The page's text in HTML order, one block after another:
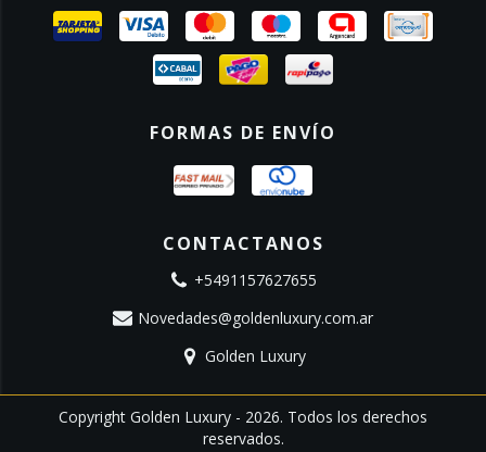
FORMAS DE ENVÍO
CONTACTANOS
+5491157627655
Novedades@goldenluxury.com.ar
Golden Luxury
Copyright Golden Luxury - 2026. Todos los derechos
reservados.